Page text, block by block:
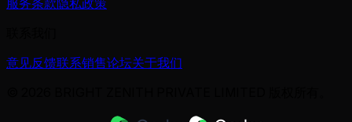
意见反馈联系销售论坛关于我们